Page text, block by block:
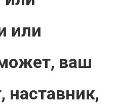
или
ваш
наставник,